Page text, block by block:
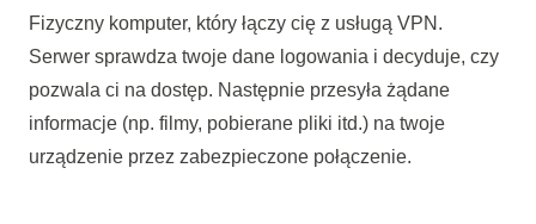
Fizyczny komputer, który łączy cię z usługą VPN.
Serwer sprawdza twoje dane logowania i decyduje, czy
pozwala ci na dostęp. Następnie przesyła żądane
informacje (np. filmy, pobierane pliki itd.) na twoje
urządzenie przez zabezpieczone połączenie.